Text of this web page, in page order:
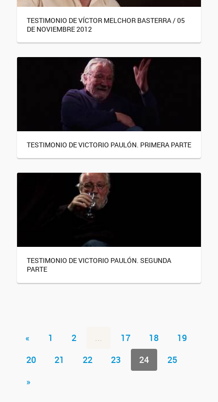
TESTIMONIO DE VÍCTOR MELCHOR BASTERRA / 05
DE NOVIEMBRE 2012
TESTIMONIO DE VICTORIO PAULÓN. PRIMERA PARTE
TESTIMONIO DE VICTORIO PAULÓN. SEGUNDA
PARTE
« 1 2 ... 17 18
19
20
21 22 23 24
25
»